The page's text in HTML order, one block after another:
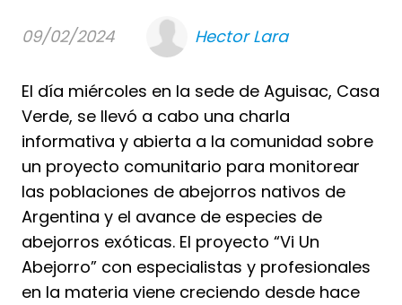
El día miércoles en la sede de Aguisac, Casa
Verde, se llevó a cabo una charla
informativa y abierta a la comunidad sobre
un proyecto comunitario para monitorear
las poblaciones de abejorros nativos de
Argentina y el avance de especies de
abejorros exóticas. El proyecto “Vi Un
Abejorro” con especialistas y profesionales
en la materia viene creciendo desde hace
09/02/2024 Hector Lara